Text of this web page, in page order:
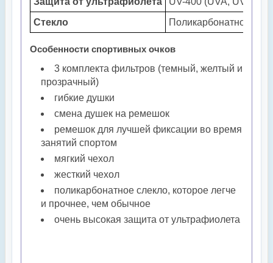
Стекло
Поликарбонатное
Особенности спортивных очков
3 комплекта фильтров (темный, желтый и
прозрачный)
гибкие душки
смена душек на ремешок
ремешок для лучшей фиксации во время
занятий спортом
мягкий чехол
жесткий чехол
поликарбонатное слекло, которое легче
и прочнее, чем обычное
очень высокая защита от ультрафиолета